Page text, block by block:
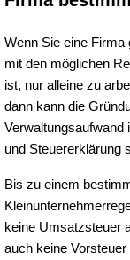
Wenn Sie eine
mit den möglichen
ist, nur alleine zu
dann kann die
Verwaltungsaufwand
und Steuererklärung
Bis zu einem
keine Umsatzsteuer
auch keine